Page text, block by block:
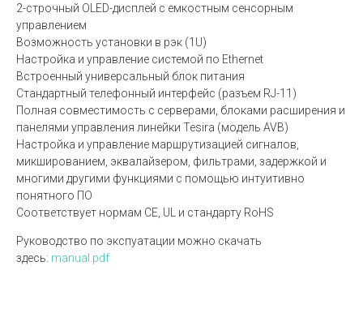
2-строчный OLED-дисплей с емкостным сенсорным
управлением
Возможность установки в рэк (1U)
Настройка и управление системой по Ethernet
Встроенный универсальный блок питания
Стандартный телефонный интерфейс (разъем RJ-11)
Полная совместимость с серверами, блоками расширения и
панелями управления линейки Tesira (модель AVB)
Настройка и управление маршрутизацией сигналов,
микшированием, эквалайзером, фильтрами, задержкой и
многими другими функциями с помощью интуитивно
понятного ПО
Соответствует нормам CE, UL и стандарту RoHS
Руководство по экспуатации можно скачать
здесь: manual.pdf